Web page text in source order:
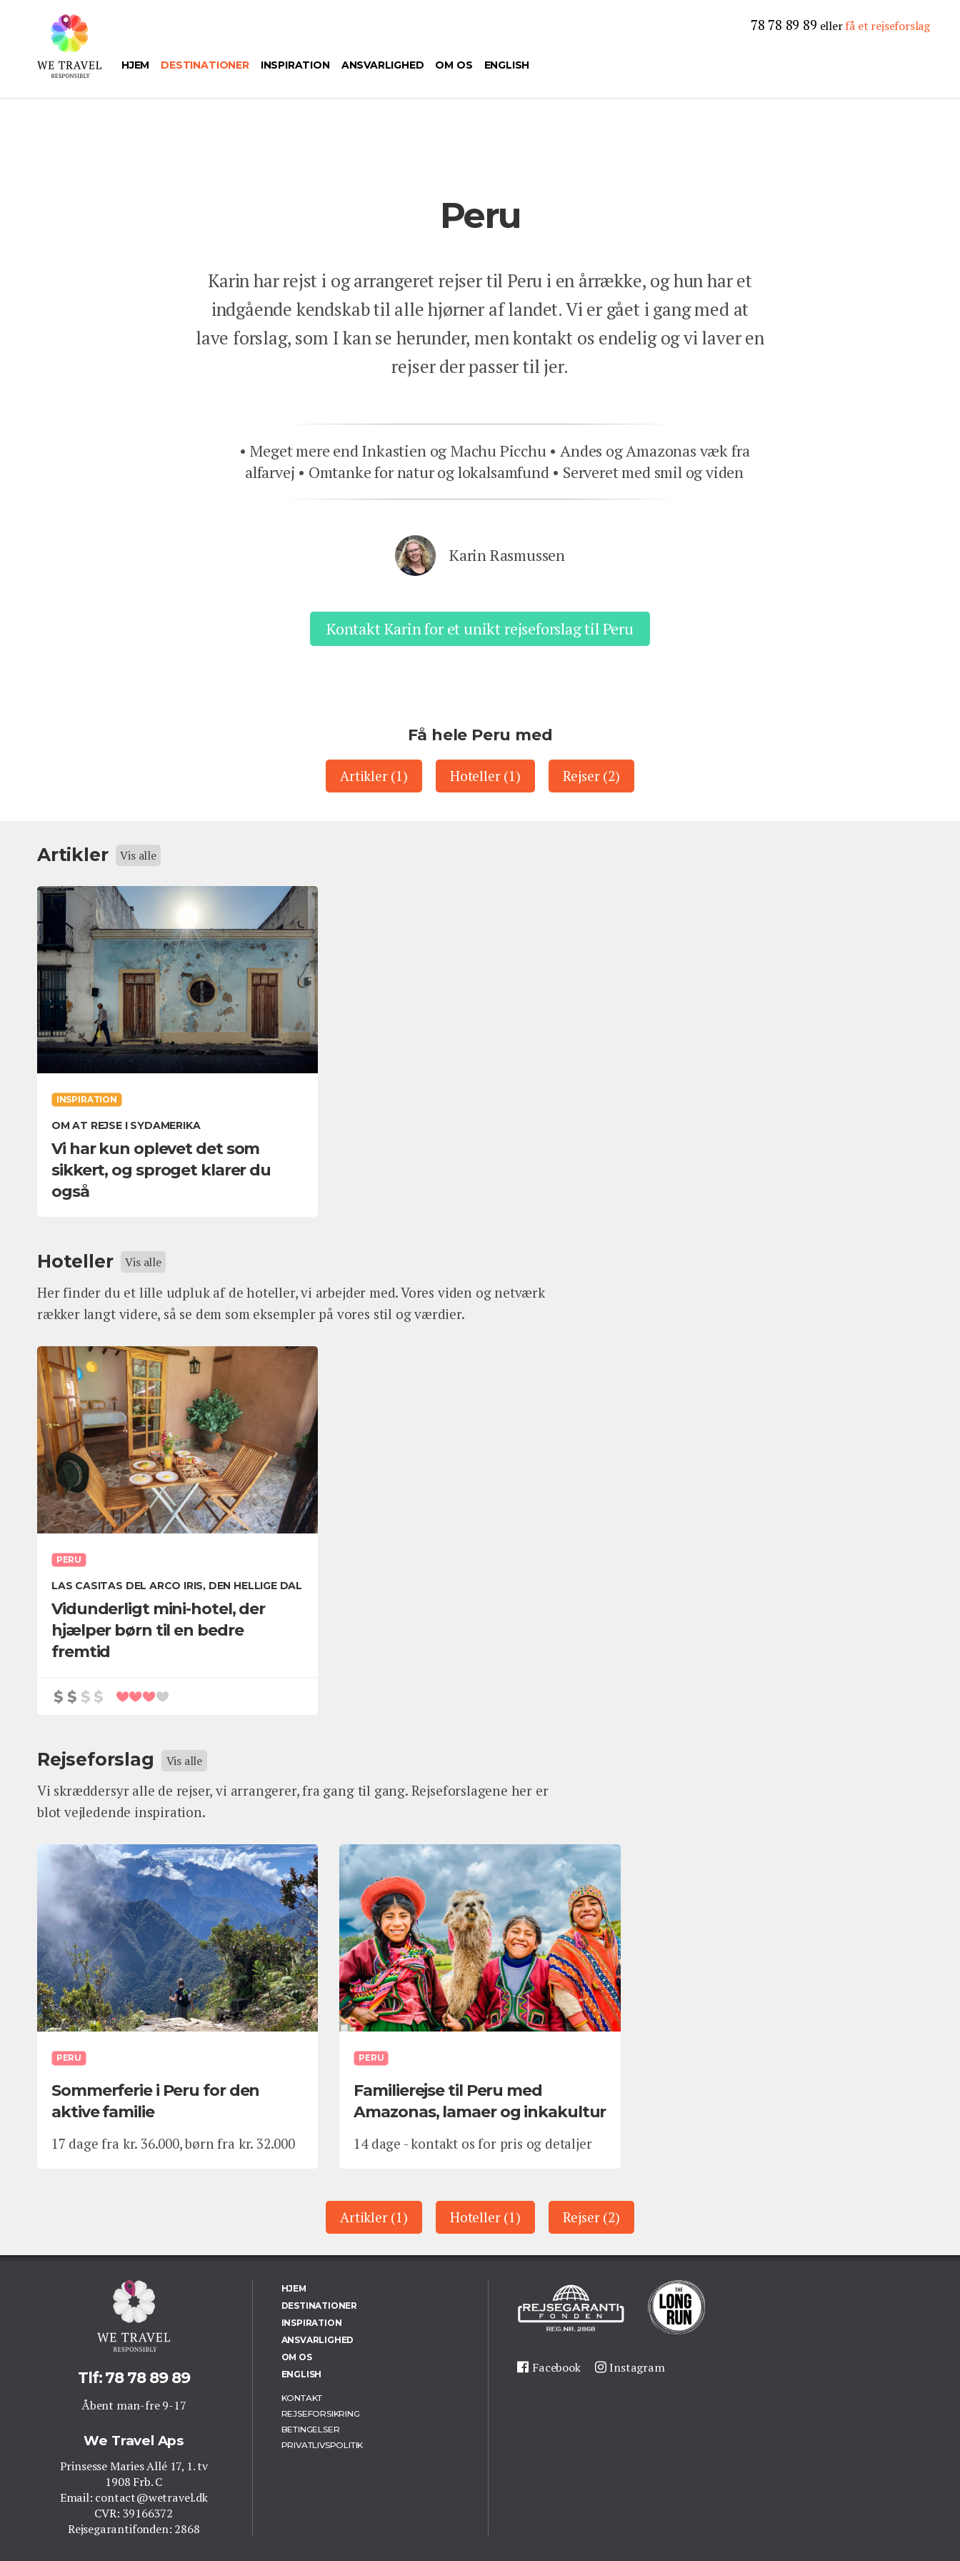
hovedindhold
HJEM DESTINATIONER INSPIRATION ANSVARLIGHED OM OS ENGLISH
78 78 89 89 ellerfå et rejseforslag
Peru
Karin har rejst i og arrangeret rejser til Peru i en årrække, og hun har et
indgående kendskab til alle hjørner af landet. Vi er gået i gang med at
lave forslag, som I kan se herunder, men kontakt os endelig og vi laver en
rejser der passer til jer.
Meget mere end Inkastien og Machu Picchu
Andes og Amazonas væk fra
alfarvej
Omtanke for natur og lokalsamfund Serveret med smil og viden
Karin Rasmussen
Kontakt Karin for et unikt rejseforslag til Peru
Få hele Peru med
Artikler (1) Hoteller (1) Rejser (2)
Artikler Vis alle
INSPIRATION
OM AT REJSE I SYDAMERIKA
Vi har kun oplevet det som
sikkert, og sproget klarer du
også
Hoteller Vis alle
Her finder du et lille udpluk af de hoteller, vi arbejder med. Vores viden og netværk
rækker langt videre, så se dem som eksempler på vores stil og værdier.
PERU
LAS CASITAS DEL ARCO IRIS, DEN HELLIGE DAL
Vidunderligt mini-hotel, der
hjælper børn til en bedre
fremtid
Rejseforslag Vis alle
Vi skræddersyr alle de rejser, vi arrangerer, fra gang til gang. Rejseforslagene her er
blot vejledende inspiration.
PERU
Sommerferie i Peru for den
aktive familie
17 dage fra kr. 36.000, børn fra kr. 32.000
PERU
Familierejse til Peru med
Amazonas, lamaer og inkakultur
14 dage - kontakt os for pris og detaljer
Artikler (1) Hoteller (1) Rejser (2)
Tlf: 78 78 89 89
Åbent man-fre 9-17
We Travel Aps
Prinsesse Maries Allé 17, 1. tv
1908 Frb. C
Email: contact@wetravel.dk
CVR: 39166372
Rejsegarantifonden: 2868
HJEM
DESTINATIONER
INSPIRATION
ANSVARLIGHED
OM OS
ENGLISH
KONTAKT
REJSEFORSIKRING
BETINGELSER
PRIVATLIVSPOLITIK
Facebook Instagram